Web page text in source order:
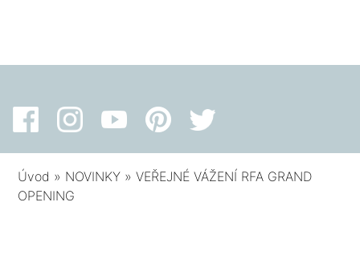
Úvod » NOVINKY »VEŘEJNÉ VÁŽENÍ RFA GRAND
OPENING